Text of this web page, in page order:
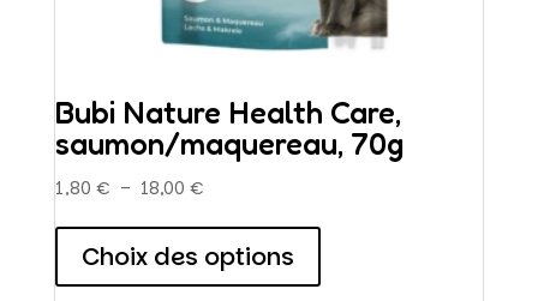
Bubi Nature Health Care,
saumon/maquereau, 70g
1,80 € – 18,00 €Plage
1,80 €
Choix des options